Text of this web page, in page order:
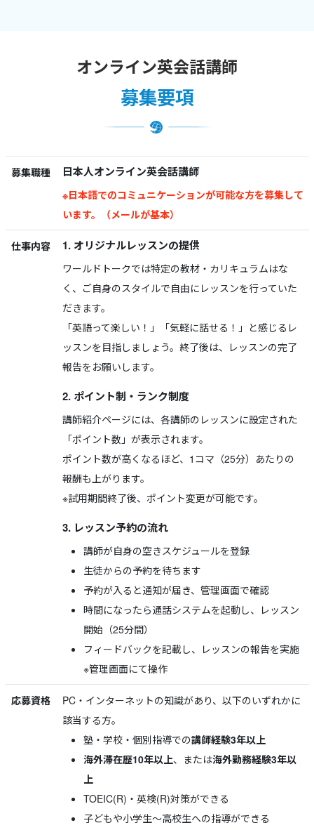
オンライン英会話講師
募集要項
募集職種 日本人オンライン英会話講師
※日本語でのコミュニケーションが可能な方を募集して
います。（メールが基本）
仕事内容 1. オリジナルレッスンの提供
ワールドトークでは特定の教材・カリキュラムはな
く、ご自身のスタイルで自由にレッスンを行っていた
だきます。
「英語って楽しい！」「気軽に話せる！」と感じるレ
ッスンを目指しましょう。終了後は、レッスンの完了
報告をお願いします。
2. ポイント制・ランク制度
講師紹介ページには、各講師のレッスンに設定された
「ポイント数」が表示されます。
ポイント数が高くなるほど、1コマ（25分）あたりの
報酬も上がります。
※試用期間終了後、ポイント変更が可能です。
3. レッスン予約の流れ
講師が自身の空きスケジュールを登録
生徒からの予約を待ちます
予約が入ると通知が届き、管理画面で確認
時間になったら通話システムを起動し、レッスン
開始（25分間）
フィードバックを記載し、レッスンの報告を実施
※管理画面にて操作
応募資格
PC・インターネットの知識があり、以下のいずれかに
該当する方。
塾・学校・個別指導での講師経験3年以上
海外滞在歴10年以上、または海外勤務経験3年以
上
TOEIC(R)・英検(R)対策ができる
子どもや小学生～高校生への指導ができる